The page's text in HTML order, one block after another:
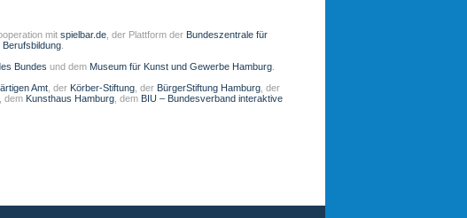
mit spielbar.de , der Plattform der Bundeszentrale für
Bundes und dem Museum für Kunst und Gewerbe Hamburg
Amt , der Körber-Stiftung , der BürgerStiftung Hamburg , der
, dem Kunsthaus Hamburg , dem BIU – Bundesverband interaktive